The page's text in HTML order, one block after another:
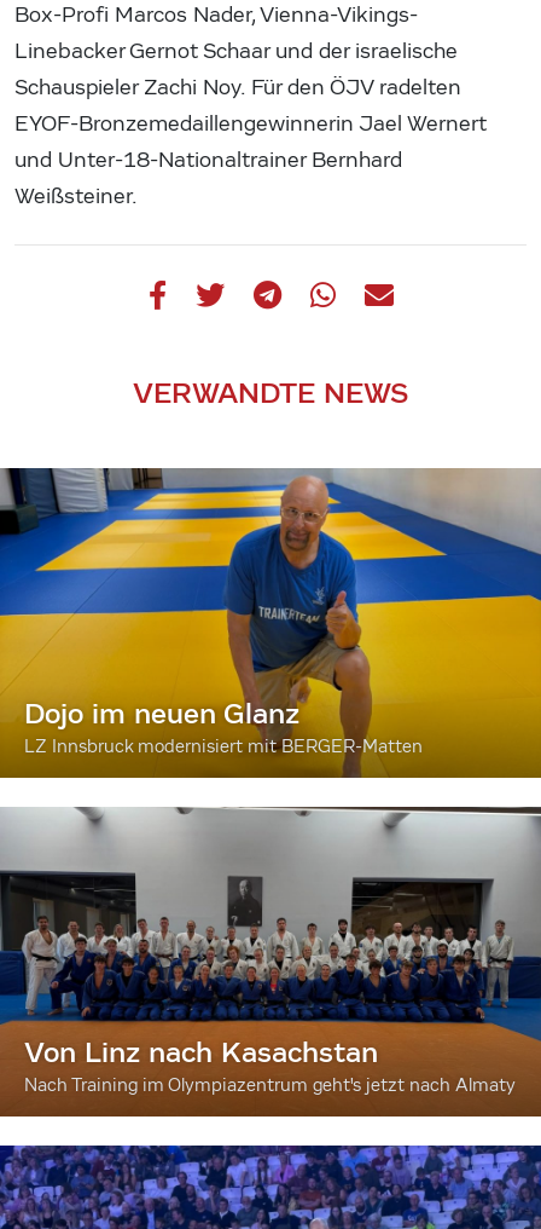
Box-Profi Marcos Nader, Vienna-Vikings-
Linebacker Gernot Schaar und der israelische
Schauspieler Zachi Noy. Für den ÖJV radelten
EYOF-Bronzemedaillengewinnerin Jael Wernert
und Unter-18-Nationaltrainer Bernhard
Weißsteiner.
VERWANDTE NEWS
Dojo im neuen Glanz
LZ Innsbruck modernisiert mit BERGER-Matten
Von Linz nach Kasachstan
Nach Training im Olympiazentrum geht's jetzt nach Almaty